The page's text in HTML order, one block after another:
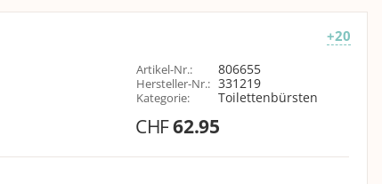
+20
Artikel-Nr.: 806655
Hersteller-Nr.: 331219
Kategorie: Toilettenbürsten
CHF62.95